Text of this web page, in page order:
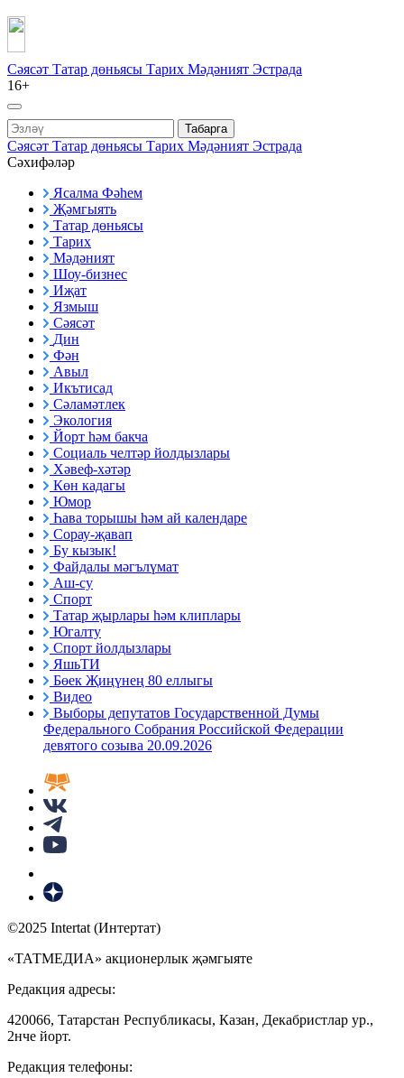
Сәясәт Татар дөньясы Тарих Мәдәният Эстрада
16+
Табарга
Сәясәт Татар дөньясы Тарих Мәдәният Эстрада
Сәхифәләр
Ясалма Фәһем
Җәмгыять
Татар дөньясы
Тарих
Мәдәният
Шоу-бизнес
Иҗат
Язмыш
Сәясәт
Дин
Фән
Авыл
Икътисад
Сәламәтлек
Экология
Йорт һәм бакча
Социаль челтәр йолдызлары
Хәвеф-хәтәр
Көн кадагы
Юмор
Һава торышы һәм ай календаре
Сорау-җавап
Бу кызык!
Файдалы мәгълүмат
Аш-су
Спорт
Татар җырлары һәм клиплары
Югалту
Спорт йолдызлары
ЯшьТИ
Бөек Җиңүнең 80 еллыгы
Видео
Выборы депутатов Государственной Думы
Федерального Собрания Российской Федерации
девятого созыва 20.09.2026
©2025 Intertat (Интертат)
«ТАТМЕДИА» акционерлык җәмгыяте
Редакция адресы:
420066, Татарстан Республикасы, Казан, Декабристлар ур.,
2нче йорт.
Редакция телефоны: